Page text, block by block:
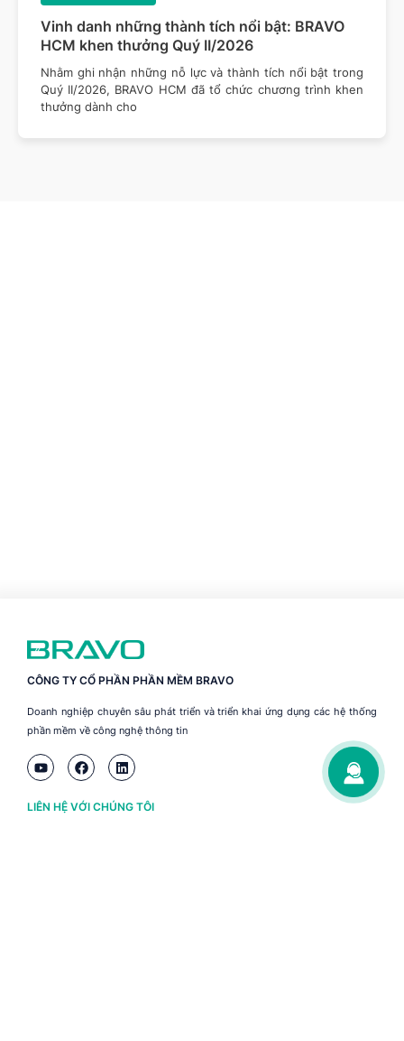
Vinh danh những thành tích nổi bật: BRAVO
HCM khen thưởng Quý II/2026
Nhằm ghi nhận những nỗ lực và thành tích nổi bật trong
Quý II/2026, BRAVO HCM đã tổ chức chương trình khen
thưởng dành cho
CÔNG TY CỔ PHẦN PHẦN MỀM BRAVO
Doanh nghiệp chuyên sâu phát triển và triển khai ứng dụng các hệ thống
phần mềm về công nghệ thông tin
LIÊN HỆ VỚI CHÚNG TÔI